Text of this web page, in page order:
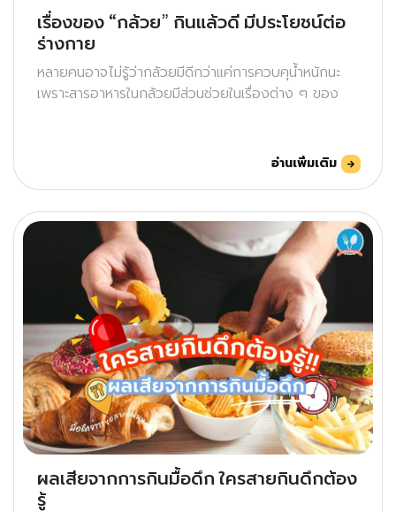
เรื่องของ “กล้วย” กินแล้วดี มีประโยชน์ต่อ
ร่างกาย
หลายคนอาจไม่รู้ว่ากล้วยมีดีกว่าแค่การควบคุน้ำหนักนะ
เพราะสารอาหารในกล้วยมีส่วนช่วยในเรื่องต่าง ๆ ของ
อ่านเพิ่มเติม
ผลเสียจากการกินมื้อดึก ใครสายกินดึกต้อง
รู้